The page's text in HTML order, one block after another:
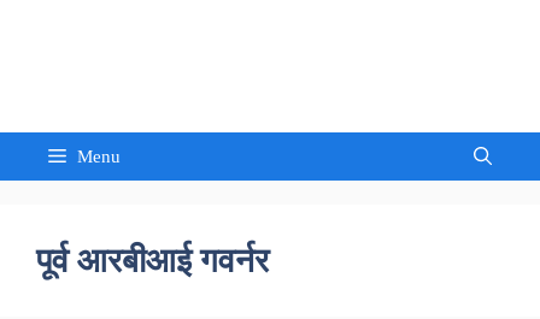
Menu
पूर्व आरबीआई गवर्नर